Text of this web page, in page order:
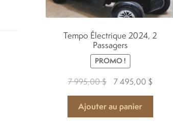
Tempo Électrique 2024, 2
Passagers
PROMO !
7 995,00$
Le
prix
initial
était :
7 495,00 $Le
prix
est :
Ajouter au panier